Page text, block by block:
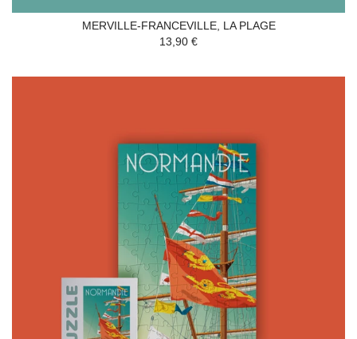
MERVILLE-FRANCEVILLE, LA PLAGE
13,90 €